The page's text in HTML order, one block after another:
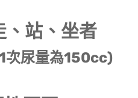
、站、坐者
次尿量為150cc)